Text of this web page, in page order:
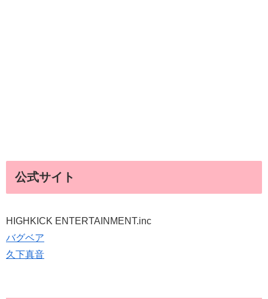
公式サイト
HIGHKICK ENTERTAINMENT.inc
バグベア
久下真音